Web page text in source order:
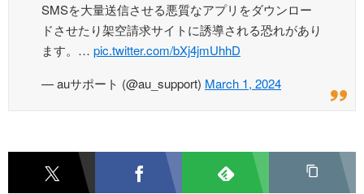
SMSを大量送信させる悪質なアプリをダウンロー
ドさせたり架空請求サイトに誘導される恐れがあり
ます。… pic.twitter.com/bXj4jmUhhD
— auサポート (@au_support) March 1, 2024